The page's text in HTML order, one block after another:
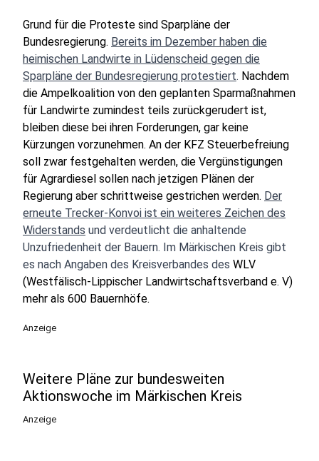
Grund für die Proteste sind Sparpläne der
Bundesregierung. Bereits im Dezember haben die
heimischen Landwirte in Lüdenscheid gegen die
Sparpläne der Bundesregierung protestiert. Nachdem
die Ampelkoalition von den geplanten Sparmaßnahmen
für Landwirte zumindest teils zurückgerudert ist,
bleiben diese bei ihren Forderungen, gar keine
Kürzungen vorzunehmen. An der KFZ Steuerbefreiung
soll zwar festgehalten werden, die Vergünstigungen
für Agrardiesel sollen nach jetzigen Plänen der
Regierung aber schrittweise gestrichen werden. Der
erneute Trecker-Konvoi ist ein weiteres Zeichen des
Widerstands und verdeutlicht die anhaltende
Unzufriedenheit der Bauern. Im Märkischen Kreis gibt
es nach Angaben des Kreisverbandes des WLV
(Westfälisch-Lippischer Landwirtschaftsverband e. V)
mehr als 600 Bauernhöfe.
Anzeige
Weitere Pläne zur bundesweiten
Aktionswoche im Märkischen Kreis
Anzeige